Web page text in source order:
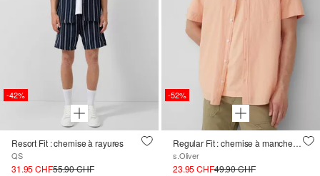
-42%
Resort Fit : chemise à rayures
QS
31.95 CHF55.90 CHF
-52%
Regular Fit : chemise à manches courtes à rayures structurées et col boutonné
s.Oliver
23.95 CHF49.90 CHF